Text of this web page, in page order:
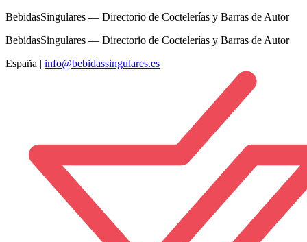
BebidasSingulares — Directorio de Coctelerías y Barras de Autor
BebidasSingulares — Directorio de Coctelerías y Barras de Autor
España | info@bebidassingulares.es